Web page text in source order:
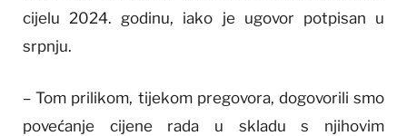
cijelu 2024. godinu, iako je ugovor potpisan u
srpnju.
– Tom prilikom, tijekom pregovora, dogovorili smo
povećanje cijene rada u skladu s njihovim